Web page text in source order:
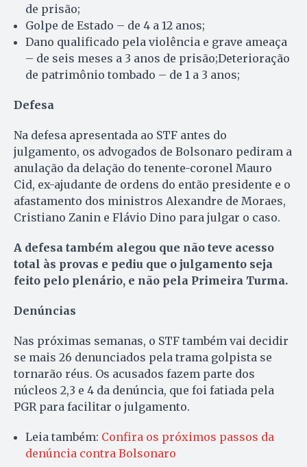
de prisão;
Golpe de Estado – de 4 a 12 anos;
Dano qualificado pela violência e grave ameaça
– de seis meses a 3 anos de prisão;Deterioração
de patrimônio tombado – de 1 a 3 anos;
Defesa
Na defesa apresentada ao STF antes do
julgamento, os advogados de Bolsonaro pediram a
anulação da delação do tenente-coronel Mauro
Cid, ex-ajudante de ordens do então presidente e o
afastamento dos ministros Alexandre de Moraes,
Cristiano Zanin e Flávio Dino para julgar o caso.
A defesa também alegou que não teve acesso
total às provas e pediu que o julgamento seja
feito pelo plenário, e não pela Primeira Turma.
Denúncias
Nas próximas semanas, o STF também vai decidir
se mais 26 denunciados pela trama golpista se
tornarão réus. Os acusados fazem parte dos
núcleos 2,3 e 4 da denúncia, que foi fatiada pela
PGR para facilitar o julgamento.
Leia também: Confira os próximos passos da
denúncia contra Bolsonaro